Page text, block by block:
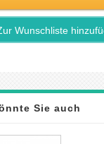
Wunschliste
Sie auch